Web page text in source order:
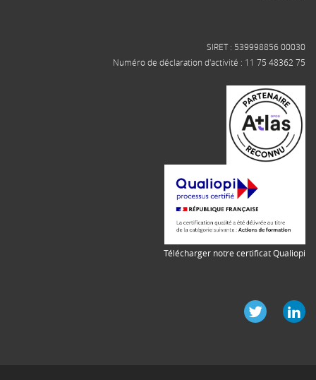
SIRET : 539998856 00030
Numéro de déclaration d'activité : 11 75 48362 75
Télécharger notre certificat Qualiopi